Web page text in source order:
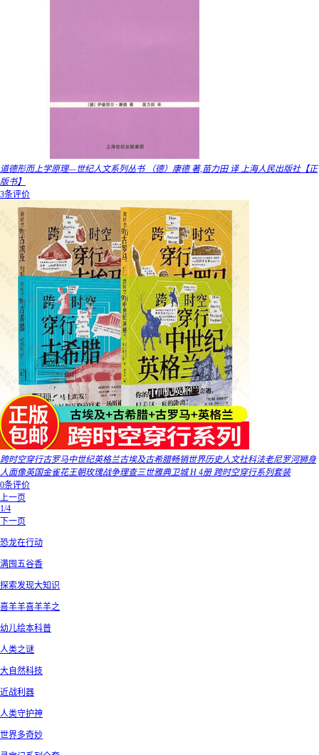
道德形而上学原理—世纪人文系列丛书 （德）康德 著,苗力田 译 上海人民出版社【正
版书】
3条评价
跨时空穿行古罗马中世纪英格兰古埃及古希腊畅销世界历史人文社科法老尼罗河狮身
人面像英国金雀花王朝玫瑰战争理查三世雅典卫城 H 4册 跨时空穿行系列套装
0条评价
上一页
1/4
下一页
恐龙在行动
满囤五谷香
探索发现大知识
喜羊羊喜羊羊之
幼儿绘本科普
人类之谜
大自然科技
近战利器
人类守护神
世界多奇妙